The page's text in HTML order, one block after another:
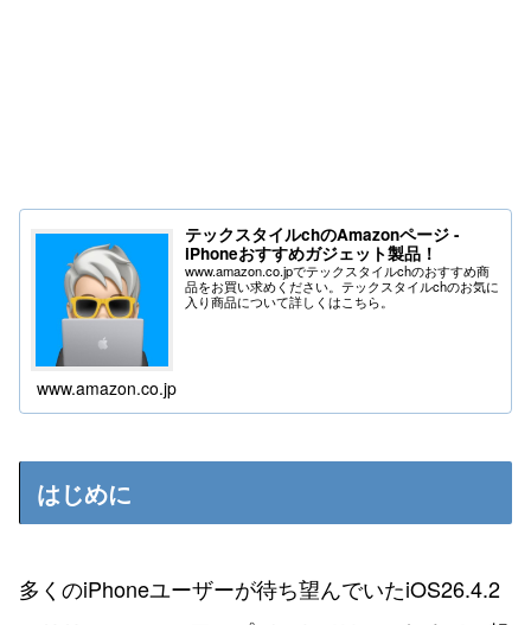
テックスタイルchのAmazonページ -
iPhoneおすすめガジェット製品！
www.amazon.co.jpでテックスタイルchのおすすめ商
品をお買い求めください。テックスタイルchのお気に
入り商品について詳しくはこちら。
www.amazon.co.jp
はじめに
多くのiPhoneユーザーが待ち望んでいたiOS26.4.2